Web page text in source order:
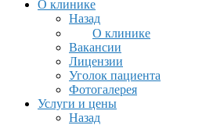
О клинике
Назад
О клинике
Вакансии
Лицензии
Уголок пациента
Фотогалерея
Услуги и цены
Назад